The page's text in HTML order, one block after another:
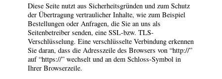
Diese Seite nutzt aus Sicherheitsgründen und zum Schutz
der Übertragung vertraulicher Inhalte, wie zum Beispiel
Bestellungen oder Anfragen, die Sie an uns als
Seitenbetreiber senden, eine SSL-bzw. TLS-
Verschlüsselung. Eine verschlüsselte Verbindung erkennen
Sie daran, dass die Adresszeile des Browsers von “http://”
auf “https://” wechselt und an dem Schloss-Symbol in
Ihrer Browserzeile.